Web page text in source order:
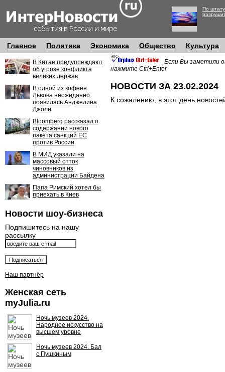
По
Главное Политика Экономика Общество Культура
В Китае предупреждают
об угрозе конфликта
великих держав
В одной из кофеен
Львова неожиданно
появилась Анджелина
Джоли
Bloomberg рассказал о
содержании нового
пакета санкций ЕС
против России
В МИД указали на
массовый отток
чиновников из
администрации Байдена
Папа Римский хотел бы
приехать в Киев
Новости шоу-бизнеса
Подпишитесь на нашу
рассылку
Наш партнёр
Женская сеть
myJulia.ru
Ночь музеев 2024.
Народное искусство на
высшем уровне
Ночь музеев 2024. Бал
с Пушкиным
Если Вы заметили
нажмите Ctrl+Enter
НОВОСТИ ЗА 23.02.2024
К сожалению, в этот день